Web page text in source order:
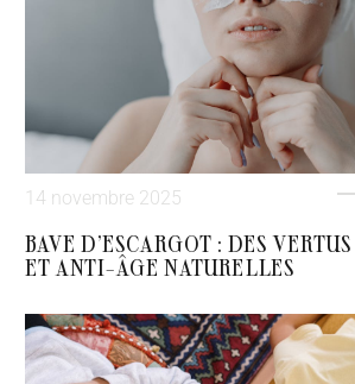
14 novembre 2025
BAVE D’ESCARGOT : DES
ET ANTI-ÂGE NATURELLES